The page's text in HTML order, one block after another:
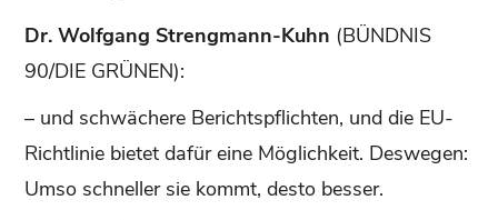
Dr. Wolfgang Strengmann-Kuhn (BÜNDNIS
90/DIE GRÜNEN):
– und schwächere Berichtspflichten, und die EU-
Richtlinie bietet dafür eine Möglichkeit. Deswegen:
Umso schneller sie kommt, desto besser.